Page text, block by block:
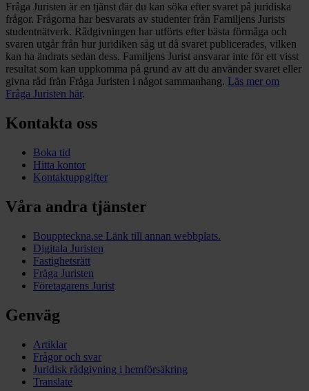
Fråga Juristen är en tjänst där du kan söka efter svaret på juridiska
frågor. Frågorna har besvarats av studenter från Familjens Jurists
studentnätverk. Rådgivningen har utförts efter bästa förmåga och
svaren utgår från hur juridiken såg ut då svaret publicerades, vilken
kan ha ändrats sedan dess. Familjens Jurist ansvarar inte för ett visst
resultat som kan uppkomma på grund av att du använder svaret eller
givna råd från Fråga Juristen i något sammanhang. Läs mer om
Fråga Juristen här.
Kontakta oss
Boka tid
Hitta kontor
Kontaktuppgifter
Våra andra tjänster
Bouppteckna.se Länk till annan webbplats.
Digitala Juristen
Fastighetsrätt
Fråga Juristen
Företagarens Jurist
Genväg
Artiklar
Frågor och svar
Juridisk rådgivning i hemförsäkring
Translate